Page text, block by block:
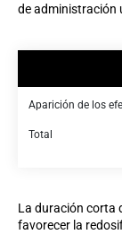
de administración
Aparición de los
Total
La duración corta
favorecer la